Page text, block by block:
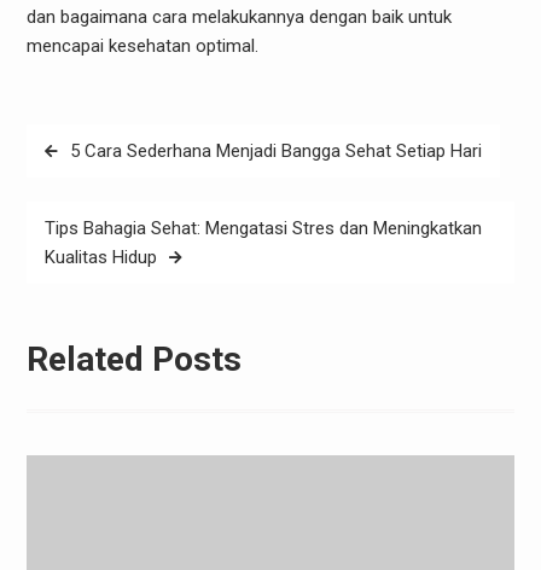
dan bagaimana cara melakukannya dengan baik untuk
mencapai kesehatan optimal.
Post5 Cara Sederhana Menjadi Bangga Sehat Setiap Hari
Tips Bahagia Sehat: Mengatasi Stres dan Meningkatkan
Kualitas Hidup
Related Posts